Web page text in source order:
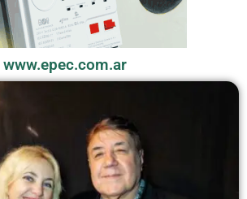
www.epec.com.ar